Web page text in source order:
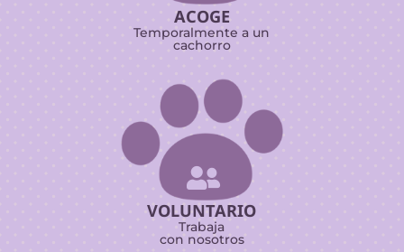
ACOGE
Temporalmente a un
cachorro

VOLUNTARIO
Trabaja
con nosotros